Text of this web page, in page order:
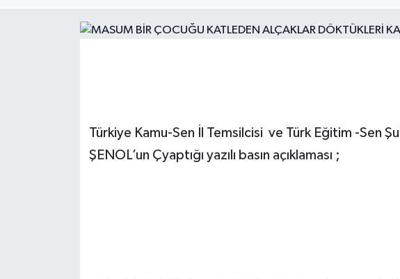
Türkiye Kamu-Sen İl Temsilcisi ve Türk Eğitim -Sen
ŞENOL’un Çyaptığı yazılı basın açıklaması ;